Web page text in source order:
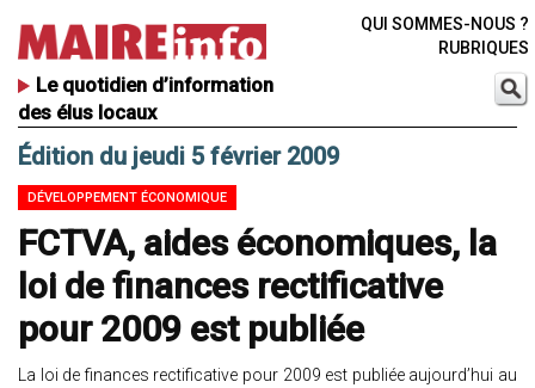
Le quotidien d’information
des élus locaux
QUI SOMMES-NOUS ?
RUBRIQUES
Édition du jeudi 5 février 2009
DÉVELOPPEMENT ÉCONOMIQUE
FCTVA, aides économiques, la
loi de finances rectificative
pour 2009 est publiée
La loi de finances rectificative pour 2009 est publiée aujourd’hui au